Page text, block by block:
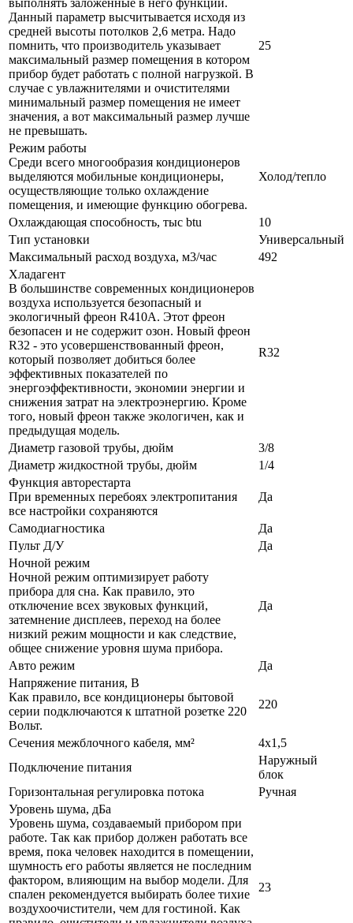
выполнять заложенные в него функции.
Данный параметр высчитывается исходя из
средней высоты потолков 2,6 метра. Надо
помнить, что производитель указывает
максимальный размер помещения в котором
прибор будет работать с полной нагрузкой. В
случае с увлажнителями и очистителями
минимальный размер помещения не имеет
значения, а вот максимальный размер лучше
не превышать.
25
Режим работы
Среди всего многообразия кондиционеров
выделяются мобильные кондиционеры,
осуществляющие только охлаждение
помещения, и имеющие функцию обогрева.
Холод/тепло
Охлаждающая способность, тыс btu
10
Тип установки
Универсальный
Максимальный расход воздуха, м3/час
492
Хладагент
В большинстве современных кондиционеров
воздуха используется безопасный и
экологичный фреон R410A. Этот фреон
безопасен и не содержит озон. Новый фреон
R32 - это усовершенствованный фреон,
который позволяет добиться более
эффективных показателей по
энергоэффективности, экономии энергии и
снижения затрат на электроэнергию. Кроме
того, новый фреон также экологичен, как и
предыдущая модель.
R32
Диаметр газовой трубы, дюйм
3/8
Диаметр жидкостной трубы, дюйм
1/4
Функция авторестарта
При временных перебоях электропитания
все настройки сохраняются
Да
Самодиагностика
Да
Пульт Д/У
Да
Ночной режим
Ночной режим оптимизирует работу
прибора для сна. Как правило, это
отключение всех звуковых функций,
затемнение дисплеев, переход на более
низкий режим мощности и как следствие,
общее снижение уровня шума прибора.
Да
Авто режим
Да
Напряжение питания, В
Как правило, все кондиционеры бытовой
серии подключаются к штатной розетке 220
Вольт.
220
Сечения межблочного кабеля, мм²
4х1,5
Подключение питания
Наружный
блок
Горизонтальная регулировка потока
Ручная
Уровень шума, дБа
Уровень шума, создаваемый прибором при
работе. Так как прибор должен работать все
время, пока человек находится в помещении,
шумность его работы является не последним
фактором, влияющим на выбор модели. Для
спален рекомендуется выбирать более тихие
воздухоочистители, чем для гостиной. Как
23